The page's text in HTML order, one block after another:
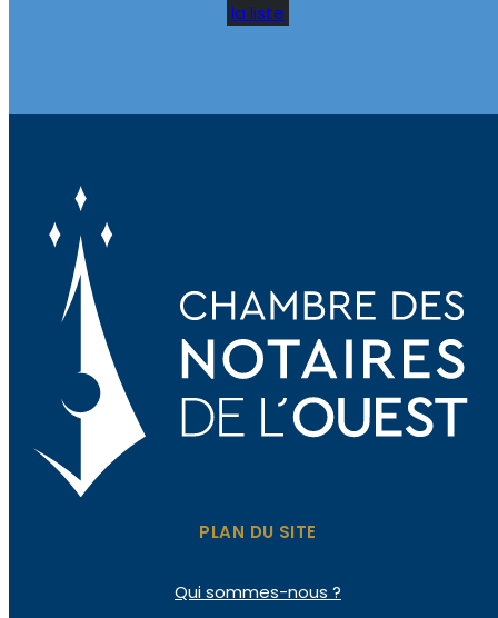
la liste
PLAN DU SITE
Qui sommes-nous ?